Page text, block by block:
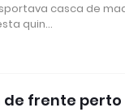
casca de
quin…
frente perto